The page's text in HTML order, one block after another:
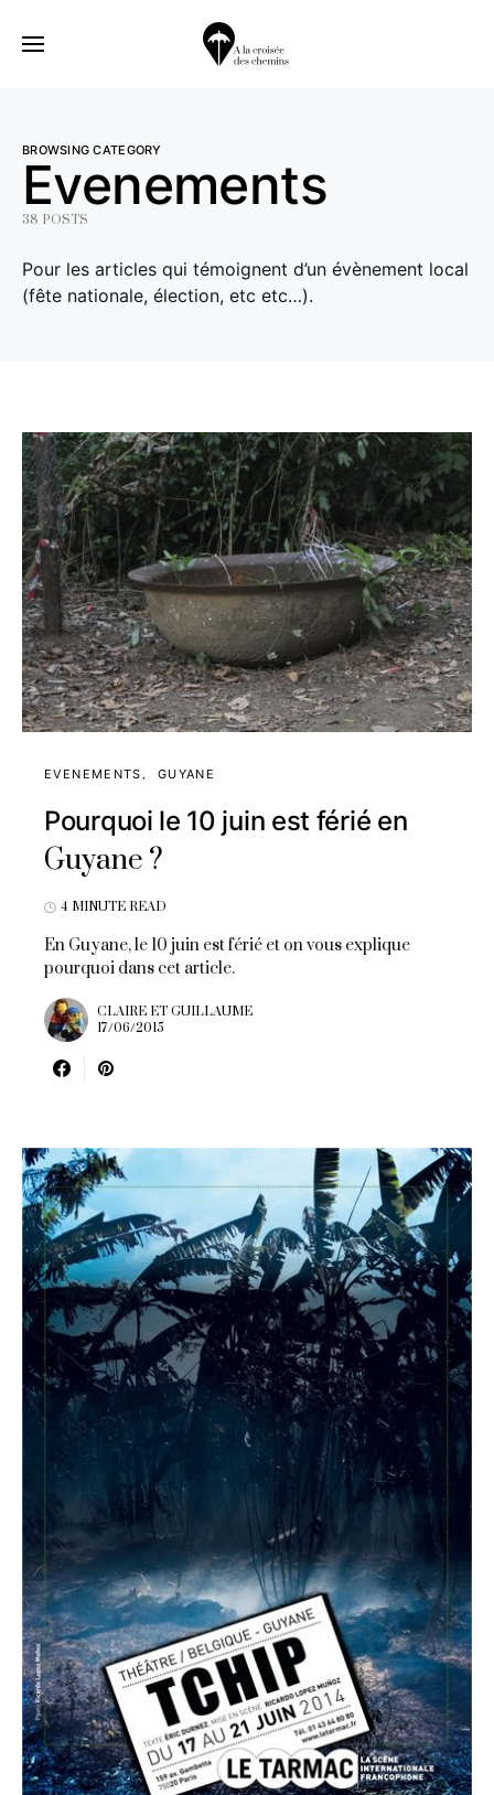
BROWSING CATEGORY
Evenements
38 POSTS
Pour les articles qui témoignent d’un évènement local
(fête nationale, élection, etc etc…).
EVENEMENTS GUYANE
Pourquoi le 10 juin est férié en
Guyane ?
4 MINUTE READ
En Guyane, le 10 juin est férié et on vous explique
pourquoi dans cet article.
CLAIRE ET GUILLAUME
17/06/2015